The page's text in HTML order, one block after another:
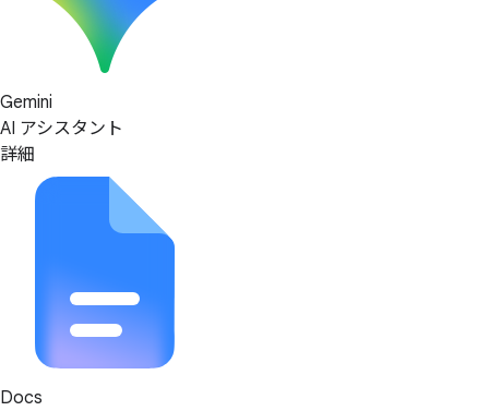
Gemini
AI アシスタント
詳細
Docs